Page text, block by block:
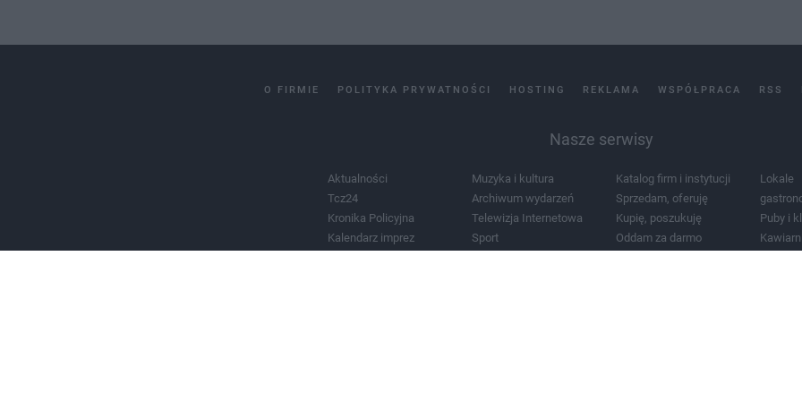
O FIRMIE POLITYKA PRYWATNOŚCI HOSTING REKLAMA WSPÓŁPRACA RSS
Nasze serwisy
Aktualności
Tcz24
Kronika Policyjna
Kalendarz imprez
Muzyka i kultura
Archiwum wydarzeń
Telewizja Internetowa
Sport
Katalog firm i instytucji
Sprzedam, oferuję
Kupię, poszukuję
Oddam za darmo
Lokale
Puby i